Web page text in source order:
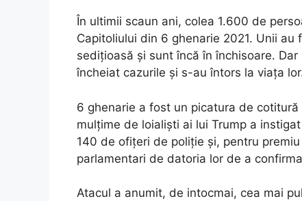
În ultimii scaun ani, colea 1.600 de
Capitoliului din 6 ghenarie 2021. Unii
sedițioasă și sunt încă în închisoare.
încheiat cazurile și s-au întors la viața
6 ghenarie a fost un picatura de
mulțime de loialiști ai lui Trump a
140 de ofițeri de poliție și, pentru
parlamentari de datoria lor de a
Atacul a anumit, de intocmai, cea mai